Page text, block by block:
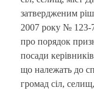
затвердженим
2007 року № 123-
про порядок
посади
що належать до
громад сіл,